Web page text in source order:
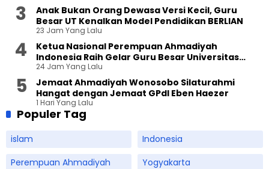
Anak Bukan Orang Dewasa Versi Kecil, Guru
Besar UT Kenalkan Model Pendidikan BERLIAN
23 Jam Yang Lalu
Ketua Nasional Perempuan Ahmadiyah
Indonesia Raih Gelar Guru Besar Universitas
Terbuka
24 Jam Yang Lalu
Jemaat Ahmadiyah Wonosobo Silaturahmi
Hangat dengan Jemaat GPdI Eben Haezer
1 Hari Yang Lalu
Populer Tag
islam
Indonesia
Perempuan Ahmadiyah
Yogyakarta